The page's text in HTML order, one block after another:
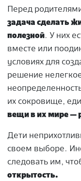
Перед
задача сделать
полезной. У них
вместе или
условиях для
решение
их сокровище,
вещи в их мире —
Дети
своем выборе.
следовать им,
открытость.